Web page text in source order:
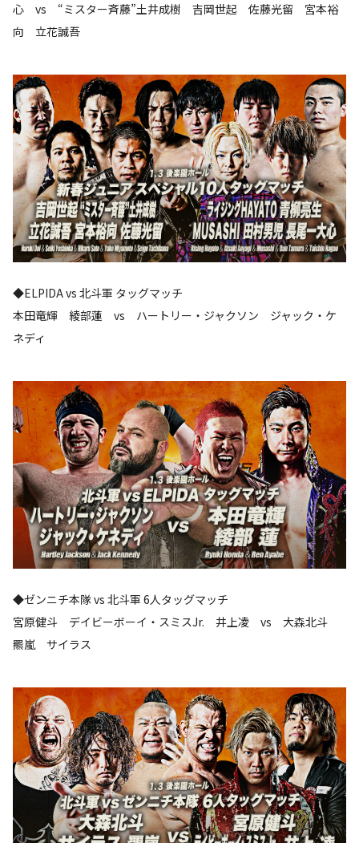
心 vs “ミスター斉藤”土井成樹 吉岡世起 佐藤光留 宮本裕
向 立花誠吾
◆ELPIDA vs 北斗軍 タッグマッチ
本田竜輝 綾部蓮 vs ハートリー・ジャクソン ジャック・ケ
ネディ
◆ゼンニチ本隊 vs 北斗軍 6人タッグマッチ
宮原健斗 デイビーボーイ・スミスJr. 井上凌 vs 大森北斗
羆嵐 サイラス